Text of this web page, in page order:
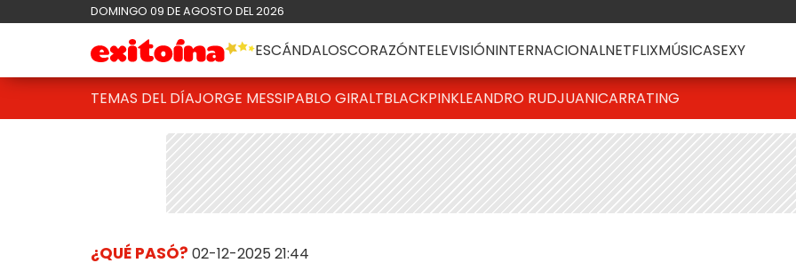
DOMINGO 09 DE AGOSTO DEL 2026
ESCÁNDALOSCORAZÓNTELEVISIÓNINTERNACIONALNETFLIXMÚSICASEXY
TEMAS DEL DÍAJORGE MESSIPABLO GIRALTBLACKPINKLEANDRO RUDJUANICARRATING
¿QUÉ PASÓ? 02-12-2025 21:44